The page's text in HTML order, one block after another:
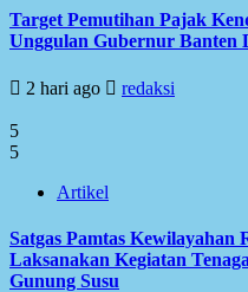
Target Pemutihan Pajak
Unggulan Gubernur Banten
2 hari ago redaksi
5
5
Artikel
Satgas Pamtas Kewilayahan
Laksanakan Kegiatan
Gunung Susu